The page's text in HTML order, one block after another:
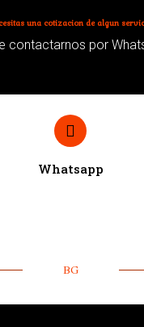
una cotizacion de algun
contactarnos por
Whatsapp
BG